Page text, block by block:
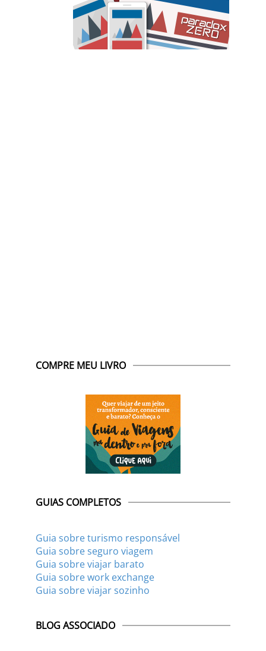
COMPRE MEU LIVRO
GUIAS COMPLETOS
Guia sobre turismo responsável
Guia sobre seguro viagem
Guia sobre viajar barato
Guia sobre work exchange
Guia sobre viajar sozinho
BLOG ASSOCIADO